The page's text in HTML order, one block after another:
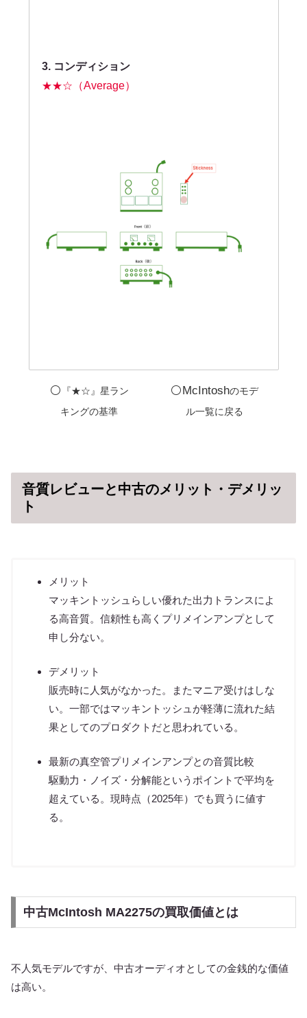
3. コンディション
★★☆ （Average）
⚪️
『★☆』星ラン
キングの基準
⚪️McIntoshのモデ
ル一覧に戻る
音質レビューと中古のメリット・デメリッ
ト
メリット
マッキントッシュらしい優れた出力トランスによ
る高音質。信頼性も高くプリメインアンプとして
申し分ない。
デメリット
販売時に人気がなかった。またマニア受けはしな
い。一部ではマッキントッシュが軽薄に流れた結
果としてのプロダクトだと思われている。
最新の真空管プリメインアンプとの音質比較
駆動力・ノイズ・分解能というポイントで平均を
超えている。現時点（2025年）でも買うに値す
る。
中古McIntosh MA2275の買取価値とは
不人気モデルですが、中古オーディオとしての金銭的な価値
は高い。